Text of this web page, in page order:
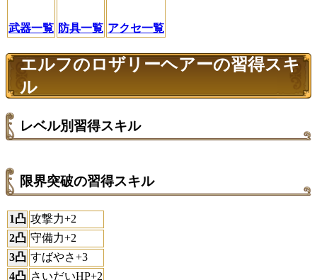
武器一覧 防具一覧 アクセ一覧
エルフのロザリーヘアーの習得スキ
ル
レベル別習得スキル
限界突破の習得スキル
1凸 攻撃力+2
2凸 守備力+2
3凸 すばやさ+3
4凸 さいだいHP+2